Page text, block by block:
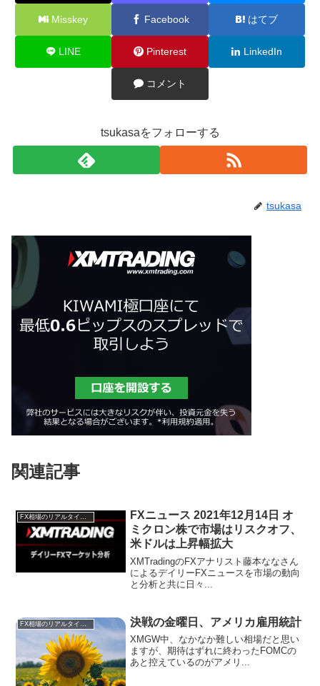
Misskey Facebook はてブ
LINE Pinterest LinkedIn
コメント
tsukasaをフォローする
tsukasa
関連記事
FX相場のリアルタイム情報
FXニュース 2021年12月14日 オ
ミクロン株で市場はリスクオフ、
米ドルは上昇幅拡大
XMTradingのFXアナリスト藤本ななさん
によるデイリーFXニュースを市場の動向
と分析と共に日々...
決戦の金曜日、アメリカ雇用統計
XMGW中、なかなか難しい相場だと思い
ますが、期待はずれに終わったFOMCの
あと控えているのがアメリ...